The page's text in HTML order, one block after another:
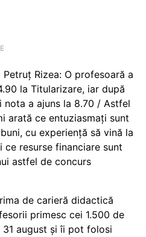
Petruț Rizea: O profesoară a
la Titularizare, iar după
nota a ajuns la 8.70 / Astfel
arată ce entuziasmați sunt
cu experiență să vină la
ce resurse financiare sunt
astfel de concurs
de carieră didactică
primesc cei 1.500 de
31 august și îi pot folosi